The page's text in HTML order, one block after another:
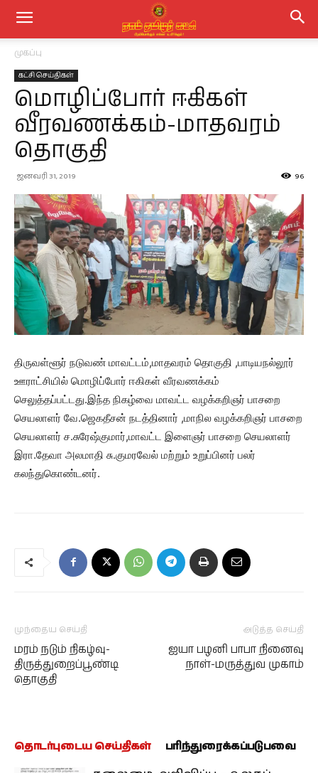
முகப்பு
கட்சி செய்திகள்
மொழிப்போர் ஈகிகள்
வீரவணக்கம்-மாதவரம்
தொகுதி
ஜனவரி 31, 2019 96
திருவள்ளூர் நடுவண் மாவட்டம்,மாதவரம் தொகுதி ,பாடியநல்லூர்
ஊராட்சியில் மொழிப்போர் ஈகிகள் வீரவணக்கம்
செலுத்தப்பட்டது.இந்த நிகழ்வை மாவட்ட வழக்கறிஞர் பாசறை
செயலாளர் வே.ஜெகதீசன் நடத்தினார் ,மாநில வழக்கறிஞர் பாசறை
செயலாளர் ச.சுரேஷ்குமார்,மாவட்ட இளைஞர் பாசறை செயலாளர்
இரா.தேவா அலமாதி சு.குமரவேல் மற்றும் உறுப்பினர் பலர்
கலந்துகொண்டனர்.
முந்தைய செய்தி
மரம் நடும் நிகழ்வு-
திருத்துறைப்பூண்டி
தொகுதி
அடுத்த செய்தி
ஐயா பழனி பாபா நினைவு
நாள்-மருத்துவ முகாம்
தொடர்புடைய செய்திகள் பரிந்துரைக்கப்படுபவை